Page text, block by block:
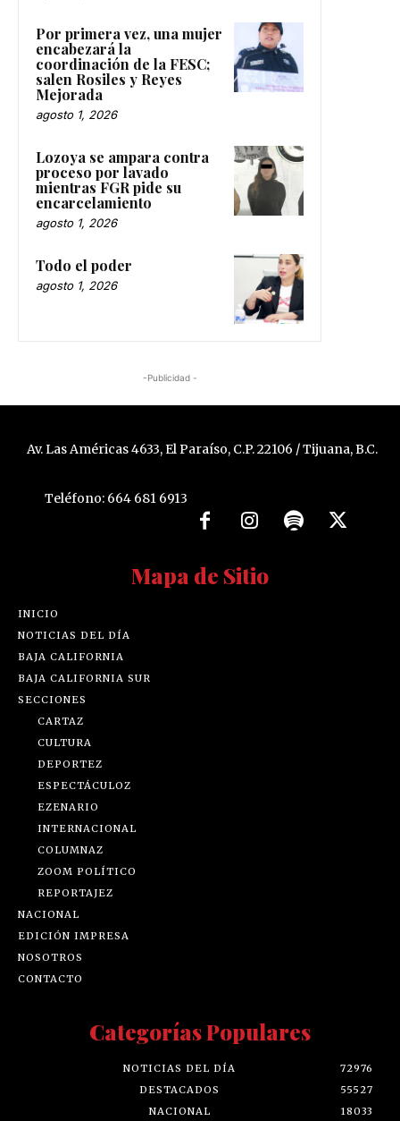
Por primera vez, una mujer
encabezará la
coordinación de la FESC;
salen Rosiles y Reyes
Mejorada
agosto 1, 2026
Lozoya se ampara contra
proceso por lavado
mientras FGR pide su
encarcelamiento
agosto 1, 2026
Todo el poder
agosto 1, 2026
-Publicidad -
Av. Las Américas 4633, El Paraíso, C.P. 22106 / Tijuana, B.C.
Teléfono: 664 681 6913
Mapa de Sitio
INICIO
NOTICIAS DEL DÍA
BAJA CALIFORNIA
BAJA CALIFORNIA SUR
SECCIONES
CARTAZ
CULTURA
DEPORTEZ
ESPECTÁCULOZ
EZENARIO
INTERNACIONAL
COLUMNAZ
ZOOM POLÍTICO
REPORTAJEZ
NACIONAL
EDICIÓN IMPRESA
NOSOTROS
CONTACTO
Categorías Populares
NOTICIAS DEL DÍA
72976
DESTACADOS
55527
NACIONAL
18033